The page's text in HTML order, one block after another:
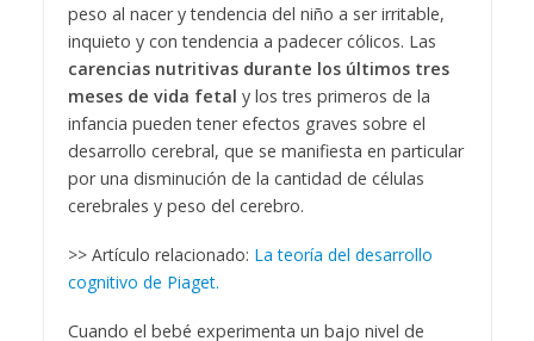
peso al nacer y tendencia del niño a ser irritable,
inquieto y con tendencia a padecer cólicos. Las
carencias nutritivas durante los últimos tres
meses de vida fetal y los tres primeros de la
infancia pueden tener efectos graves sobre el
desarrollo cerebral, que se manifiesta en particular
por una disminución de la cantidad de células
cerebrales y peso del cerebro.
>> Artículo relacionado: La teoría del desarrollo
cognitivo de Piaget.
Cuando el bebé experimenta un bajo nivel de